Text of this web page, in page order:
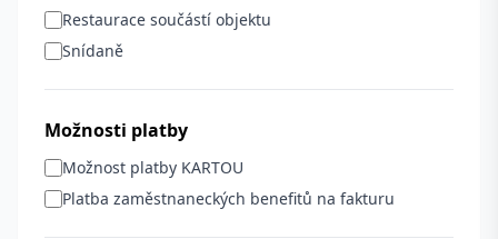
Restaurace součástí objektu
Snídaně
Možnosti platby
Možnost platby KARTOU
Platba zaměstnaneckých benefitů na fakturu